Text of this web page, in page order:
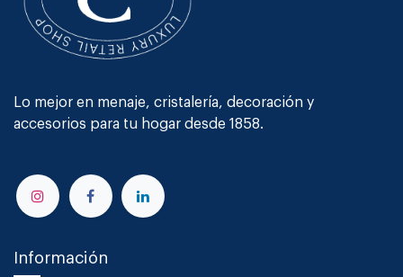
Lo mejor en menaje, cristalería, decoración y
accesorios para tu hogar desde 1858.
Información